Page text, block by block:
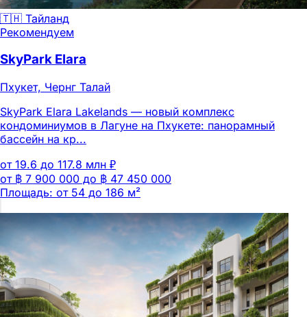
🇹🇭 Тайланд
Рекомендуем
SkyPark Elara
Пхукет, Чернг Талай
SkyPark Elara Lakelands — новый комплекс
кондоминиумов в Лагуне на Пхукете: панорамный
бассейн на кр...
от 19.6 до 117.8 млн ₽
от ฿ 7 900 000 до ฿ 47 450 000
Площадь: от 54 до 186 м²